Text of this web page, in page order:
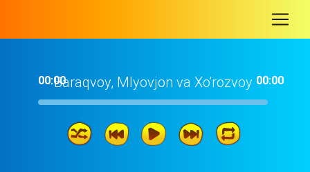
00:00Baraqvoy, MIyovjon va Xo'rozvoy 00:00